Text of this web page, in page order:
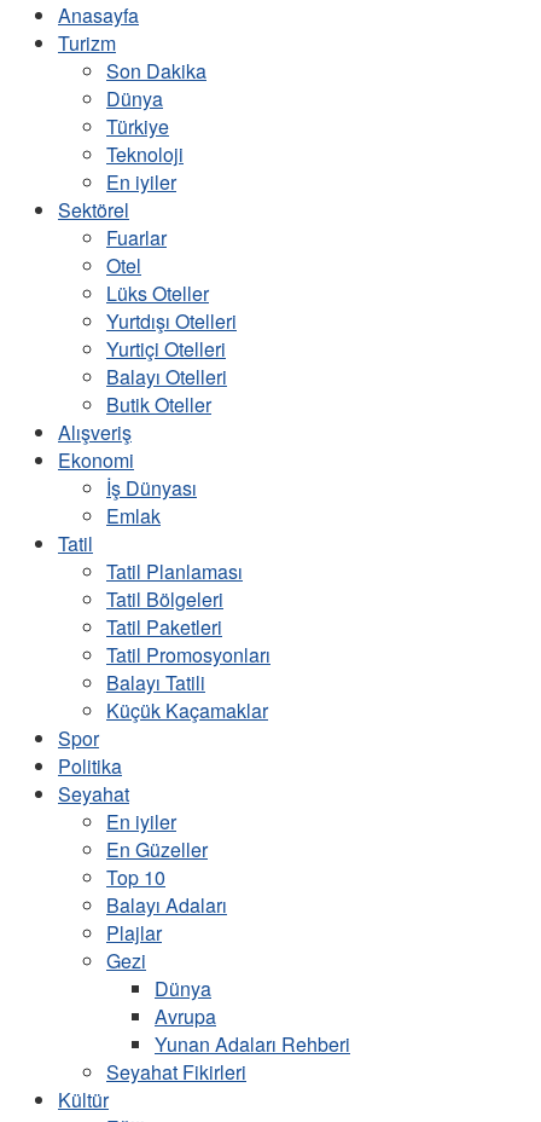
Anasayfa
Turizm
Son Dakika
Dünya
Türkiye
Teknoloji
En iyiler
Sektörel
Fuarlar
Otel
Lüks Oteller
Yurtdışı Otelleri
Yurtiçi Otelleri
Balayı Otelleri
Butik Oteller
Alışveriş
Ekonomi
İş Dünyası
Emlak
Tatil
Tatil Planlaması
Tatil Bölgeleri
Tatil Paketleri
Tatil Promosyonları
Balayı Tatili
Küçük Kaçamaklar
Spor
Politika
Seyahat
En iyiler
En Güzeller
Top 10
Balayı Adaları
Plajlar
Gezi
Dünya
Avrupa
Yunan Adaları Rehberi
Seyahat Fikirleri
Kültür